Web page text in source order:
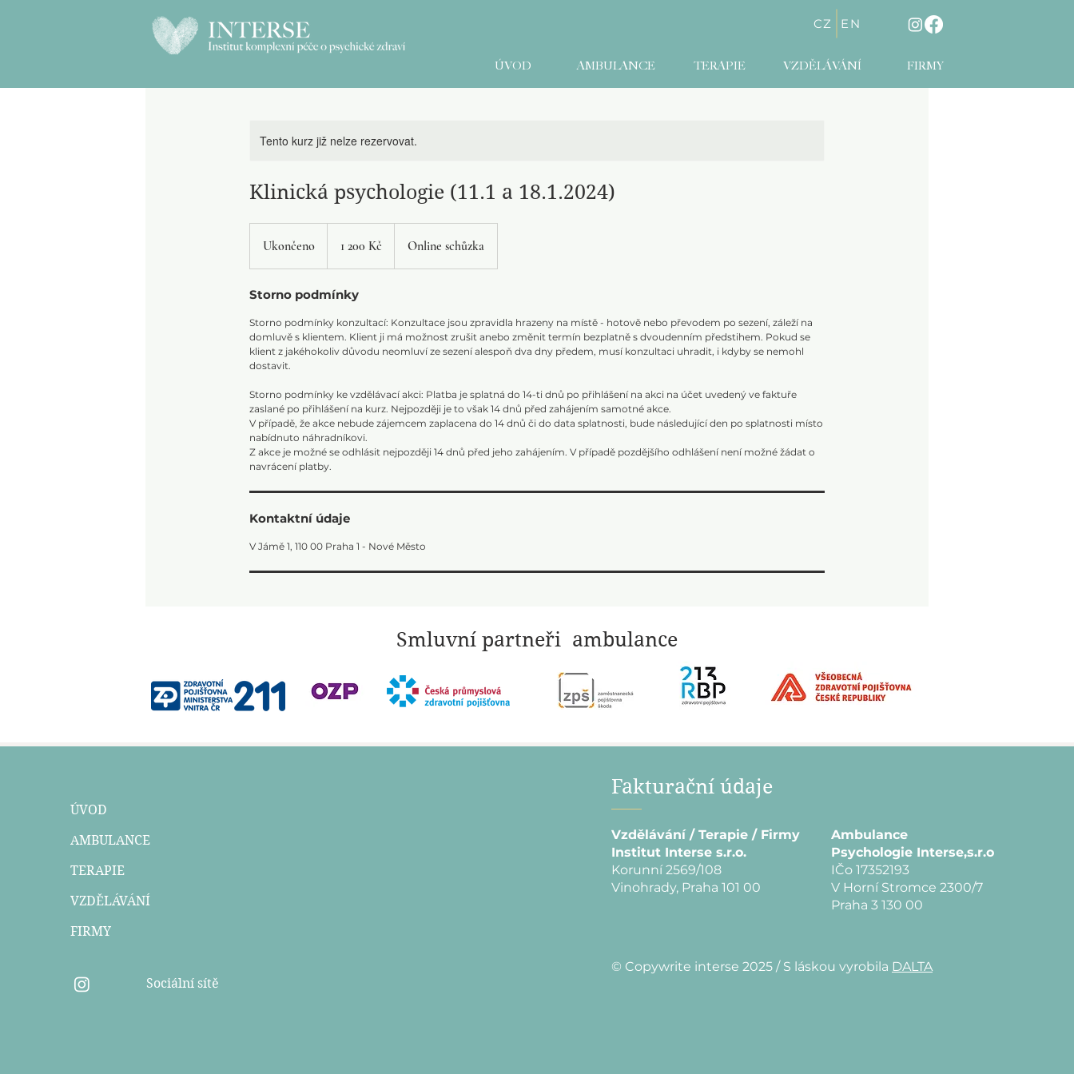
EN
CZ
ÚVOD AMBULANCE TERAPIE VZDĚLÁVÁNÍ FIRMY
Tento kurz již nelze rezervovat.
Klinická psychologie (11.1 a 18.1.2024)
Ukončeno
k
n
č
e
korun1 200 Kč Online schůzka
Storno podmínky
Storno podmínky konzultací: Konzultace jsou zpravidla hrazeny na místě - hotově nebo převodem po sezení, záleží na
domluvě s klientem. Klient ji má možnost zrušit anebo změnit termín bezplatně s dvoudenním předstihem. Pokud se
klient z jakéhokoliv důvodu neomluví ze sezení alespoň dva dny předem, musí konzultaci uhradit, i kdyby se nemohl
dostavit.
Storno podmínky ke vzdělávací akci: Platba je splatná do 14-ti dnů po přihlášení na akci na účet uvedený ve faktuře
zaslané po přihlášení na kurz. Nejpozději je to však 14 dnů před zahájením samotné akce.
V případě, že akce nebude zájemcem zaplacena do 14 dnů či do data splatnosti, bude následující den po splatnosti místo
nabídnuto náhradníkovi.
Z akce je možné se odhlásit nejpozději 14 dnů před jeho zahájením. V případě pozdějšího odhlášení není možné žádat o
Kontaktní údaje
V Jámě 1, 110 00 Praha 1 - Nové Město
Smluvní partneři ambulance
ÚVOD
AMBULANCE
TERAPIE
VZDĚLÁVÁNÍ
FIRMY
Sociální sítě
Fakturační údaje
Vzdělávání / Terapie / Firmy
Institut Interse s.r.o.
Korunní 2569/108
Vinohrady, Praha 101 00
Ambulance
Psychologie Interse,s.r.o
IČo 17352193
V Horní Stromce 2300/7
Praha 3 130 00
© Copywrite interse 2025 / S láskou vyrobila DALTA